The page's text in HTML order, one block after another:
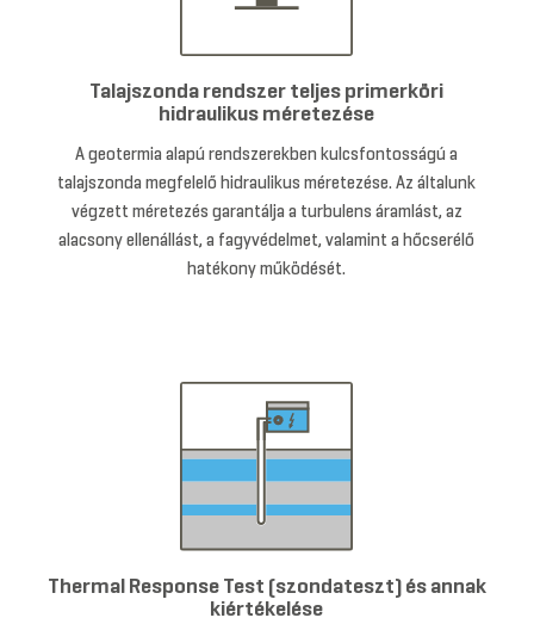
Talajszonda rendszer teljes primerköri
hidraulikus méretezése
A geotermia alapú rendszerekben kulcsfontosságú a
talajszonda megfelelő hidraulikus méretezése. Az általunk
végzett méretezés garantálja a turbulens áramlást, az
alacsony ellenállást, a fagyvédelmet, valamint a hőcserélő
hatékony működését.
Thermal Response Test (szondateszt) és annak
kiértékelése